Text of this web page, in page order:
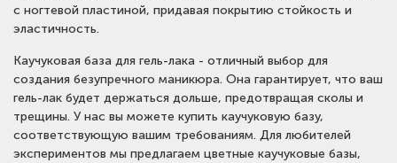
с ногтевой пластиной, придавая покрытию стойкость и
эластичность.
Каучуковая база для гель-лака - отличный выбор для
создания безупречного маникюра. Она гарантирует, что ваш
гель-лак будет держаться дольше, предотвращая сколы и
трещины. У нас вы можете купить каучуковую базу,
соответствующую вашим требованиям. Для любителей
экспериментов мы предлагаем цветные каучуковые базы,